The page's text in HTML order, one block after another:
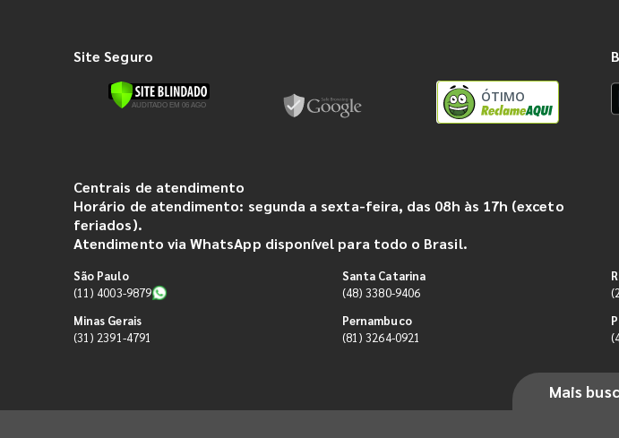
Site Seguro
ÓTIMO
Centrais de atendimento
Horário de atendimento: segunda a sexta-feira, das 08h às 17h (exceto
feriados).
Atendimento via WhatsApp disponível para todo o Brasil.
São Paulo
(11) 4003-9879
Minas Gerais
(31) 2391-4791
Santa Catarina
(48) 3380-9406
Pernambuco
(81) 3264-0921
Mais